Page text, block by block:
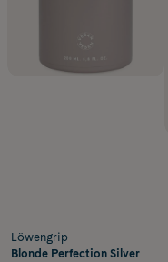
Löwengrip
Blonde Perfection Silver